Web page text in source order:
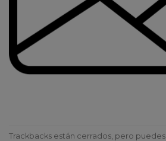
Trackbacks están cerrados, pero puedes